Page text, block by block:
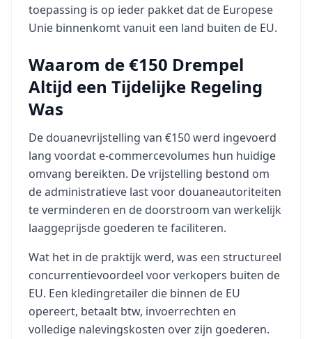
toepassing is op ieder pakket dat de Europese
Unie binnenkomt vanuit een land buiten de EU.
Waarom de €150 Drempel
Altijd een Tijdelijke Regeling
Was
De douanevrijstelling van €150 werd ingevoerd
lang voordat e-commercevolumes hun huidige
omvang bereikten. De vrijstelling bestond om
de administratieve last voor douaneautoriteiten
te verminderen en de doorstroom van werkelijk
laaggeprijsde goederen te faciliteren.
Wat het in de praktijk werd, was een structureel
concurrentievoordeel voor verkopers buiten de
EU. Een kledingretailer die binnen de EU
opereert, betaalt btw, invoerrechten en
volledige nalevingskosten over zijn goederen.